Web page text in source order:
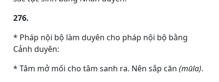
276.
* Pháp nội bộ làm duyên cho pháp nội bộ bằng
Cảnh duyên:
* Tâm mở mối cho tâm sanh ra. Nên sắp căn (mūla).